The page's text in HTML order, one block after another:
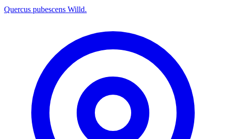
Quercus pubescens Willd.